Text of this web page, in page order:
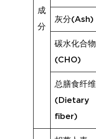
成
分
灰分(Ash)
碳水化合物
(CHO)
总膳食纤维
(Dietary
fiber)